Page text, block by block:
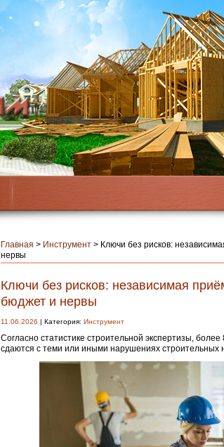
Главная > Инструмент > Ключи без рисков:
нервы
Ключи без рисков: независимая
бюджет и нервы
11.06.2026 | Категория: Инструмент
Согласно статистике строительной экспертизы,
сдаются с теми или иными нарушениях строительных